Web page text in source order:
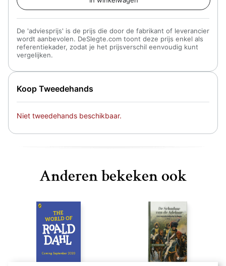
Koop Tweedehands
Niet tweedehands beschikbaar.
De 'adviesprijs' is de prijs die door de fabrikant of leverancier
wordt aanbevolen. DeSlegte.com toont deze prijs enkel als
referentiekader, zodat je het prijsverschil eenvoudig kunt
vergelijken.
Anderen bekeken ook